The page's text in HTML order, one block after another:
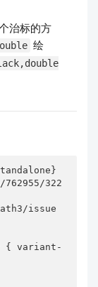
治标的方
绘
322
issue
} { variant-